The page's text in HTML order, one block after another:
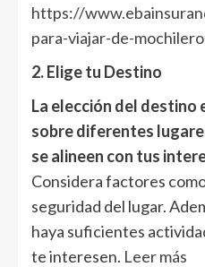
https://
para-viajar-de-mochilero
2. Elige tu Destino
La elección del destino
sobre diferentes
se alineen con tus
Considera factores
seguridad del lugar.
haya suficientes
te interesen. Leer más